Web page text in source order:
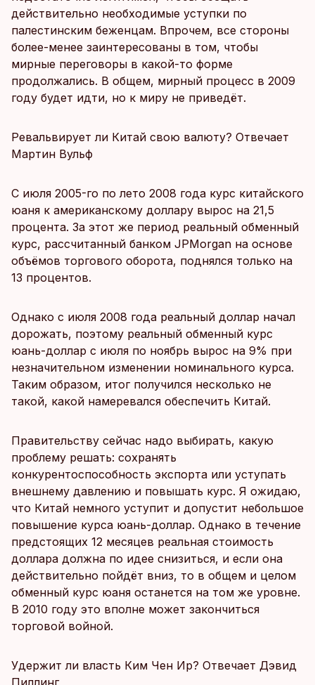
действительно необходимые уступки по
палестинским беженцам. Впрочем, все стороны
более-менее заинтересованы в том, чтобы
мирные переговоры в какой-то форме
продолжались. В общем, мирный процесс в 2009
году будет идти, но к миру не приведёт.
Ревальвирует ли Китай свою валюту? Отвечает
Мартин Вульф
С июля 2005-го по лето 2008 года курс китайского
юаня к американскому доллару вырос на 21,5
процента. За этот же период реальный обменный
курс, рассчитанный банком JPMorgan на основе
объёмов торгового оборота, поднялся только на
13 процентов.
Однако с июля 2008 года реальный доллар начал
дорожать, поэтому реальный обменный курс
юань-доллар с июля по ноябрь вырос на 9% при
незначительном изменении номинального курса.
Таким образом, итог получился несколько не
такой, какой намеревался обеспечить Китай.
Правительству сейчас надо выбирать, какую
проблему решать: сохранять
конкурентоспособность экспорта или уступать
внешнему давлению и повышать курс. Я ожидаю,
что Китай немного уступит и допустит небольшое
повышение курса юань-доллар. Однако в течение
предстоящих 12 месяцев реальная стоимость
доллара должна по идее снизиться, и если она
действительно пойдёт вниз, то в общем и целом
обменный курс юаня останется на том же уровне.
В 2010 году это вполне может закончиться
торговой войной.
Удержит ли власть Ким Чен Ир? Отвечает Дэвид
Пиллинг